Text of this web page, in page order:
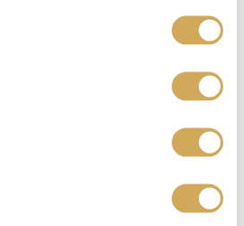
kado ontvangen, wat nu?
op onze
jouw reservering en fungeert
van de gekozen